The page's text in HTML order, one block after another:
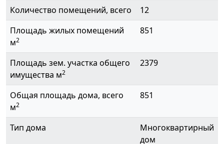
Количество помещений, всего
12
Площадь жилых помещений
м2
851
Площадь зем. участка общего
имущества м2
2379
Общая площадь дома, всего
м2
851
Тип дома
Многоквартирный
дом